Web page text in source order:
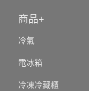
商品
冷氣
電冰箱
冷凍冷藏櫃